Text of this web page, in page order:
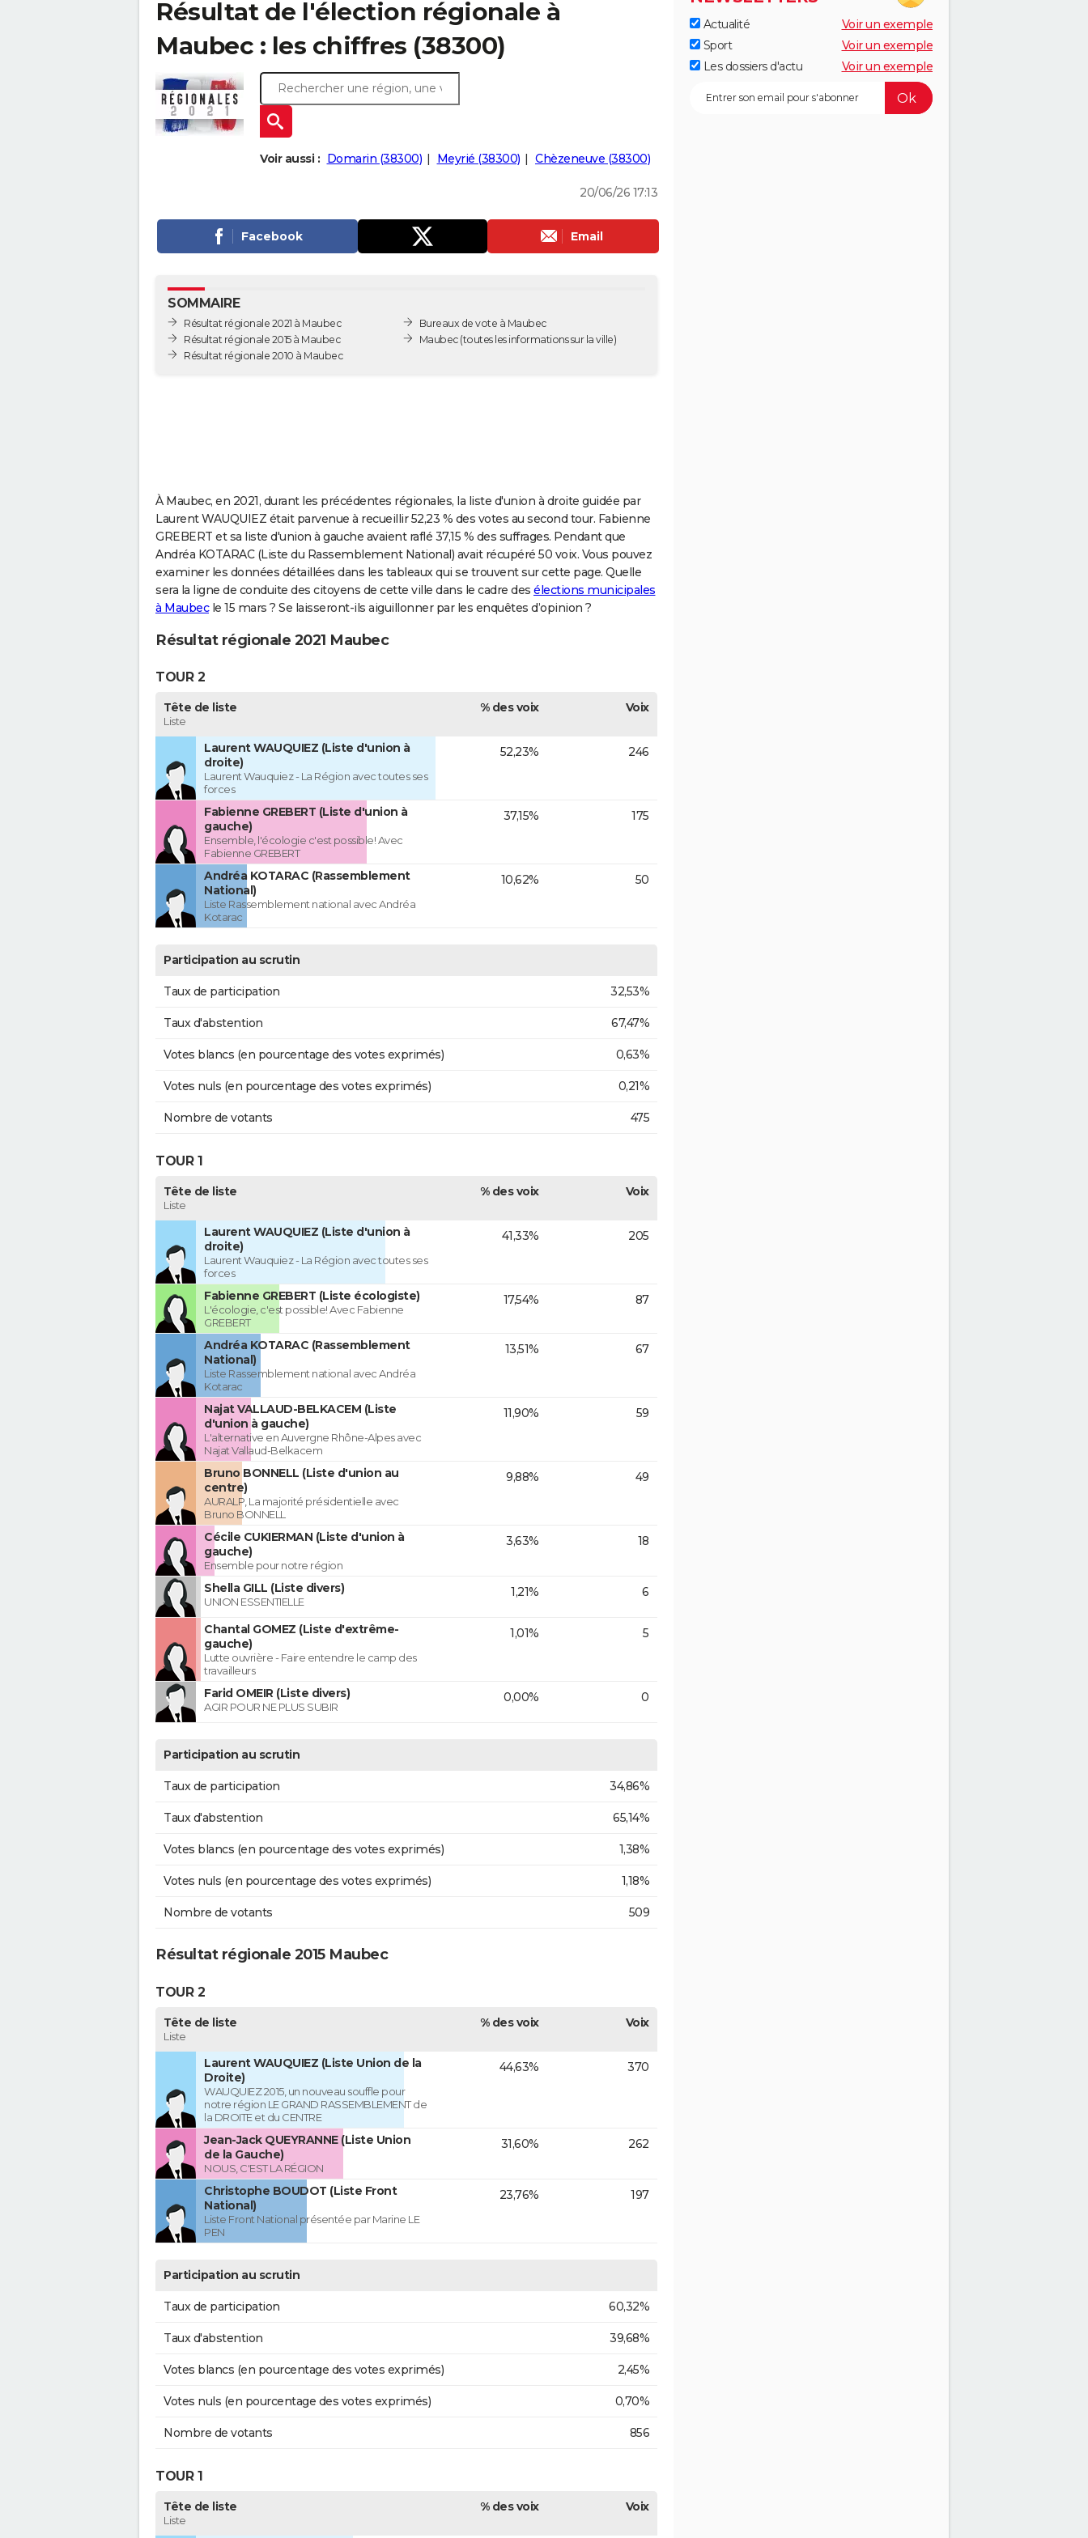
Résultat de l'élection régionale à
Maubec : les chiffres (38300)
Voir aussi : Domarin (38300) Meyrié (38300) Chèzeneuve (38300)
20/06/26 17:13
Facebook Email
SOMMAIRE
Résultat régionale 2021 à Maubec
Résultat régionale 2015 à Maubec
Résultat régionale 2010 à Maubec
Bureaux de vote à Maubec
Maubec(toutes les informations sur la ville)
À Maubec, en 2021, durant les précédentes régionales, la liste d'union à droite guidée par
Laurent WAUQUIEZ était parvenue à recueillir 52,23 % des votes au second tour. Fabienne
GREBERT et sa liste d'union à gauche avaient raflé 37,15 % des suffrages. Pendant que
Andréa KOTARAC (Liste du Rassemblement National) avait récupéré 50 voix. Vous pouvez
examiner les données détaillées dans les tableaux qui se trouvent sur cette page. Quelle
sera la ligne de conduite des citoyens de cette ville dans le cadre des élections municipales
à Maubecle 15 mars ? Se laisseront-ils aiguillonner par les enquêtes d’opinion ?
Résultat régionale 2021 Maubec
TOUR 2
Tête de liste
Liste
% des voix Voix
Laurent WAUQUIEZ (Liste d'union à
droite)
Laurent Wauquiez - La Région avec toutes ses
forces
52,23% 246
Fabienne GREBERT (Liste d'union à
gauche)
Ensemble, l'écologie c'est possible! Avec
Fabienne GREBERT
37,15% 175
Andréa KOTARAC (Rassemblement
National)
Liste Rassemblement national avec Andréa
Kotarac
10,62% 50
Participation au scrutin
Taux de participation 32,53%
Taux d'abstention 67,47%
Votes blancs (en pourcentage des votes exprimés) 0,63%
Votes nuls (en pourcentage des votes exprimés) 0,21%
Nombre de votants 475
TOUR 1
Tête de liste
Liste
% des voix Voix
Laurent WAUQUIEZ (Liste d'union à
droite)
Laurent Wauquiez - La Région avec toutes ses
forces
41,33% 205
Fabienne GREBERT (Liste écologiste)
L'écologie, c'est possible! Avec Fabienne
GREBERT
17,54% 87
Andréa KOTARAC (Rassemblement
National)
Liste Rassemblement national avec Andréa
Kotarac
13,51% 67
Najat VALLAUD-BELKACEM (Liste
d'union à gauche)
L'alternative en Auvergne Rhône-Alpes avec
Najat Vallaud-Belkacem
11,90% 59
Bruno BONNELL (Liste d'union au
centre)
AURALP, La majorité présidentielle avec
Bruno BONNELL
9,88% 49
Cécile CUKIERMAN (Liste d'union à
gauche)
Ensemble pour notre région
3,63% 18
Shella GILL (Liste divers)
UNION ESSENTIELLE
1,21% 6
Chantal GOMEZ (Liste d'extrême-
gauche)
Lutte ouvrière - Faire entendre le camp des
travailleurs
1,01% 5
Farid OMEIR (Liste divers)
AGIR POUR NE PLUS SUBIR
0,00% 0
Participation au scrutin
Taux de participation 34,86%
Taux d'abstention 65,14%
Votes blancs (en pourcentage des votes exprimés) 1,38%
Votes nuls (en pourcentage des votes exprimés) 1,18%
Nombre de votants 509
Résultat régionale 2015 Maubec
TOUR 2
Tête de liste
Liste
% des voix Voix
Laurent WAUQUIEZ (Liste Union de la
Droite)
WAUQUIEZ 2015, un nouveau souffle pour
notre région LE GRAND RASSEMBLEMENT de
la DROITE et du CENTRE
44,63% 370
Jean-Jack QUEYRANNE (Liste Union
de la Gauche)
NOUS, C'EST LA RÉGION
31,60% 262
Christophe BOUDOT (Liste Front
National)
Liste Front National présentée par Marine LE
PEN
23,76% 197
Participation au scrutin
Taux de participation 60,32%
Taux d'abstention 39,68%
Votes blancs (en pourcentage des votes exprimés) 2,45%
Votes nuls (en pourcentage des votes exprimés) 0,70%
Nombre de votants 856
TOUR 1
Tête de liste
Liste
% des voix Voix
Actualité
Voir un exemple
Sport
Voir un exemple
Les dossiers d'actu
Voir un exemple